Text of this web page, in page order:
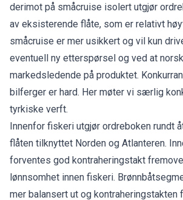
derimot på småcruise isolert utgjør
av eksisterende flåte, som er relativt
småcruise er mer usikkert og vil kun
eventuell ny etterspørsel og ved at
markedsledende på produktet.
bilferger er hard. Her møter vi særlig
tyrkiske verft.
Innenfor fiskeri utgjør ordreboken rundt
flåten tilknyttet Norden og Atlanteren.
forventes god kontraheringstakt
lønnsomhet innen fiskeri.
mer balansert ut og kontraheringstakten